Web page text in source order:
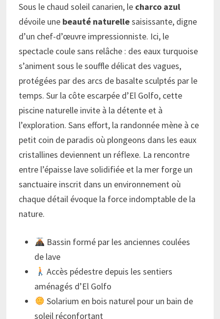
Sous le chaud soleil canarien, le charco azul
dévoile une beauté naturellesaisissante, digne
d’un chef-d’œuvre impressionniste. Ici, le
spectacle coule sans relâche : des eaux turquoise
s’animent sous le souffle délicat des vagues,
protégées par des arcs de basalte sculptés par le
temps. Sur la côte escarpée d’El Golfo, cette
piscine naturelle invite à la détente et à
l’exploration. Sans effort, la randonnée mène à ce
petit coin de paradis où plongeons dans les eaux
cristallines deviennent un réflexe. La rencontre
entre l’épaisse lave solidifiée et la mer forge un
sanctuaire inscrit dans un environnement où
chaque détail évoque la force indomptable de la
nature.
Bassin formé par les anciennes coulées
de lave
Accès pédestre depuis les sentiers
aménagés d’El Golfo
Solarium en bois naturel pour un bain de
soleil réconfortant